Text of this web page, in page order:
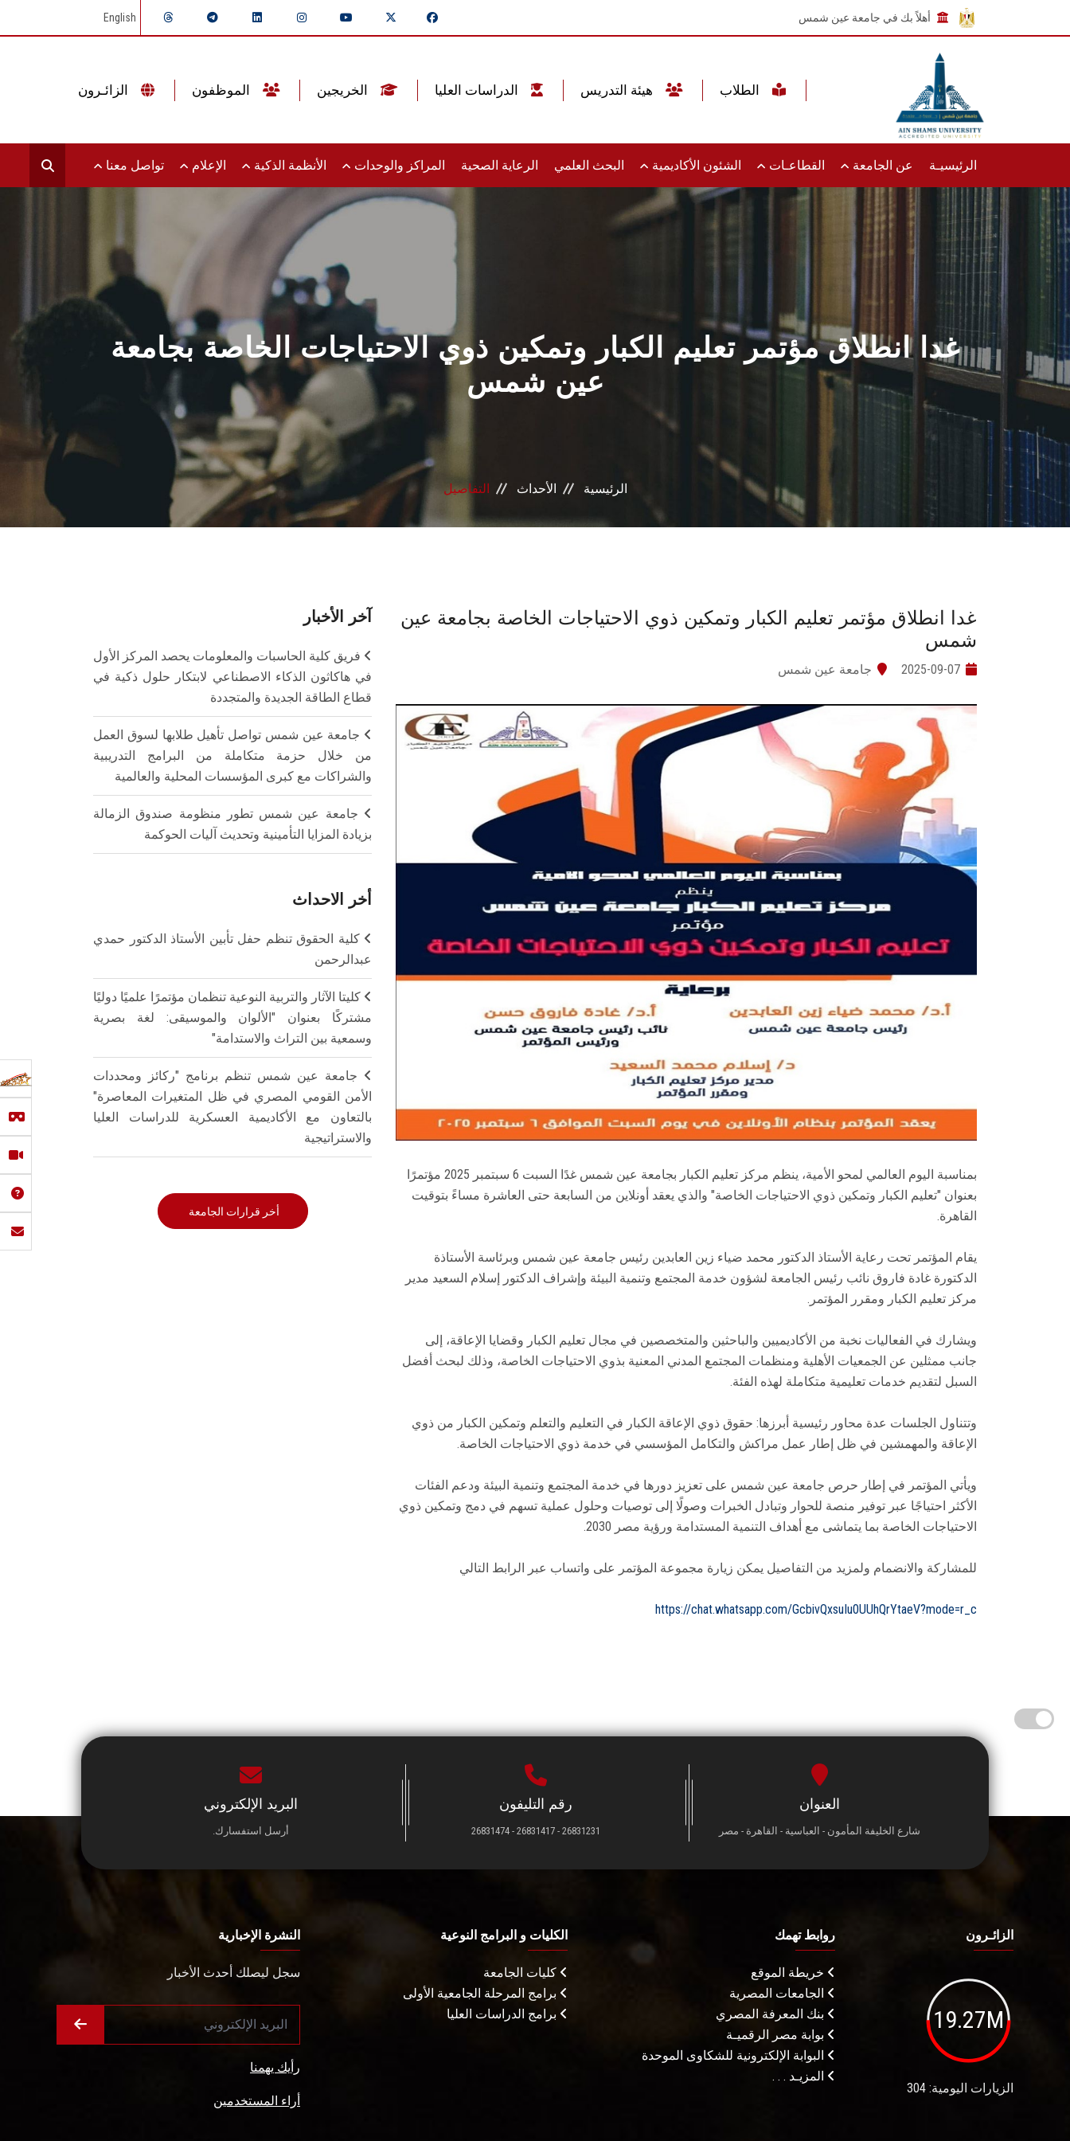
أهلاً بك في جامعة عين شمس English
الرئيسيـة عن الجامعة القطاعـات الشئون الأكاديمية البحث العلمي الرعاية الصحية المراكز والوحدات الأنظمة الذكية الإعلام تواصل معنا
غدا انطلاق مؤتمر تعليم الكبار وتمكين ذوي الاحتياجات الخاصة بجامعة
عين شمس
الرئيسية الأحداث التفاصيل
غدا انطلاق مؤتمر تعليم الكبار وتمكين ذوي الاحتياجات الخاصة بجامعة عين
شمس
2025-09-07 جامعة عين شمس
بمناسبة اليوم العالمي لمحو الأمية، ينظم مركز تعليم الكبار بجامعة عين شمس غدًا السبت 6 سبتمبر 2025 مؤتمرًا
بعنوان "تعليم الكبار وتمكين ذوي الاحتياجات الخاصة" والذي يعقد أونلاين من السابعة حتى العاشرة مساءً بتوقيت
القاهرة.
يقام المؤتمر تحت رعاية الأستاذ الدكتور محمد ضياء زين العابدين رئيس جامعة عين شمس وبرئاسة الأستاذة
الدكتورة غادة فاروق نائب رئيس الجامعة لشؤون خدمة المجتمع وتنمية البيئة وإشراف الدكتور إسلام السعيد مدير
مركز تعليم الكبار ومقرر المؤتمر.
ويشارك في الفعاليات نخبة من الأكاديميين والباحثين والمتخصصين في مجال تعليم الكبار وقضايا الإعاقة، إلى
جانب ممثلين عن الجمعيات الأهلية ومنظمات المجتمع المدني المعنية بذوي الاحتياجات الخاصة، وذلك لبحث أفضل
السبل لتقديم خدمات تعليمية متكاملة لهذه الفئة.
وتتناول الجلسات عدة محاور رئيسية أبرزها: حقوق ذوي الإعاقة الكبار في التعليم والتعلم وتمكين الكبار من ذوي
الإعاقة والمهمشين في ظل إطار عمل مراكش والتكامل المؤسسي في خدمة ذوي الاحتياجات الخاصة.
ويأتي المؤتمر في إطار حرص جامعة عين شمس على تعزيز دورها في خدمة المجتمع وتنمية البيئة ودعم الفئات
الأكثر احتياجًا عبر توفير منصة للحوار وتبادل الخبرات وصولًا إلى توصيات وحلول عملية تسهم في دمج وتمكين ذوي
الاحتياجات الخاصة بما يتماشى مع أهداف التنمية المستدامة ورؤية مصر 2030.
للمشاركة والانضمام ولمزيد من التفاصيل يمكن زيارة مجموعة المؤتمر على واتساب عبر الرابط التالي
https://chat.whatsapp.com/GcbivQxsuIu0UUhQrYtaeV?mode=r_c
آخر الأخبار
فريق كلية الحاسبات والمعلومات يحصد المركز الأول
في هاكاثون الذكاء الاصطناعي لابتكار حلول ذكية في
قطاع الطاقة الجديدة والمتجددة
جامعة عين شمس تواصل تأهيل طلابها لسوق العمل
من خلال حزمة متكاملة من البرامج التدريبية
والشراكات مع كبرى المؤسسات المحلية والعالمية
جامعة عين شمس تطور منظومة صندوق الزمالة
بزيادة المزايا التأمينية وتحديث آليات الحوكمة
أخر الاحداث
كلية الحقوق تنظم حفل تأبين الأستاذ الدكتور حمدي
عبدالرحمن
كليتا الآثار والتربية النوعية تنظمان مؤتمرًا علميًا دوليًا
مشتركًا بعنوان "الألوان والموسيقى: لغة بصرية
وسمعية بين التراث والاستدامة"
جامعة عين شمس تنظم برنامج "ركائز ومحددات
الأمن القومي المصري في ظل المتغيرات المعاصرة"
بالتعاون مع الأكاديمية العسكرية للدراسات العليا
والاستراتيجية
أخر قرارات الجامعة
العنوان
شارع الخليفة المأمون - العباسية - القاهرة - مصر
رقم التليفون
26831231 - 26831417 - 26831474
البريد الإلكتروني
أرسل استفسارك.
الزائـرون
19.27M
الزيارات اليومية: 304
روابط تهمك
خريطة الموقع
الجامعات المصرية
بنك المعرفة المصري
بوابة مصر الرقميـة
البوابة الإلكترونية للشكاوى الموحدة
المزيـد . . .
الكليات و البرامج النوعية
كليات الجامعة
برامج المرحلة الجامعية الأولى
برامج الدراسات العليا
النشرة الإخبارية
سجل ليصلك أحدث الأخبار
رأيك يهمنا
أراء المستخدمين